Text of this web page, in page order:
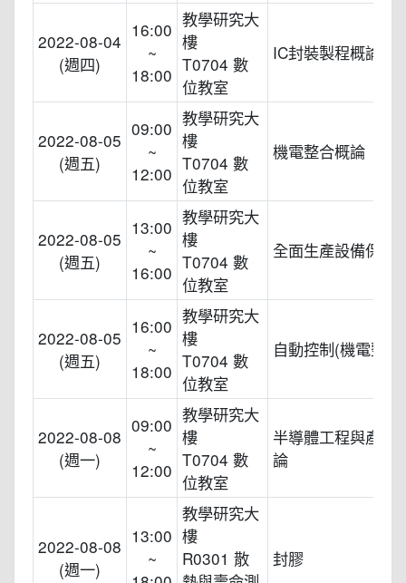
2022-08-04
(週四)
16:00
~
18:00
教學研究大
樓
T0704 數
位教室
IC封裝製程概論
2022-08-05
(週五)
09:00
~
12:00
教學研究大
樓
T0704 數
位教室
機電整合概論
2022-08-05
(週五)
13:00
~
16:00
教學研究大
樓
T0704 數
位教室
全面生產設備保養
2022-08-05
(週五)
16:00
~
18:00
教學研究大
樓
T0704 數
位教室
自動控制(機電整合)
2022-08-08
(週一)
09:00
~
12:00
教學研究大
樓
T0704 數
位教室
半導體工程與產業
論
2022-08-08
(週一)
13:00
~
教學研究大
樓
R0301 散
封膠